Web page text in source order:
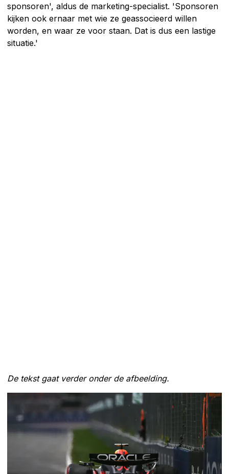
sponsoren', aldus de marketing-specialist. 'Sponsoren
kijken ook ernaar met wie ze geassocieerd willen
worden, en waar ze voor staan. Dat is dus een lastige
situatie.'
De tekst gaat verder onder de afbeelding.